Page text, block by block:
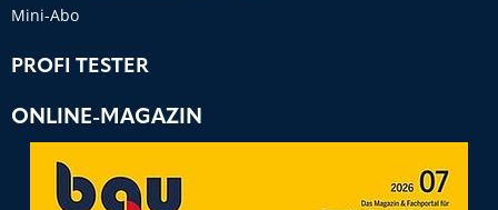
Mini-Abo
PROFI TESTER
ONLINE-MAGAZIN